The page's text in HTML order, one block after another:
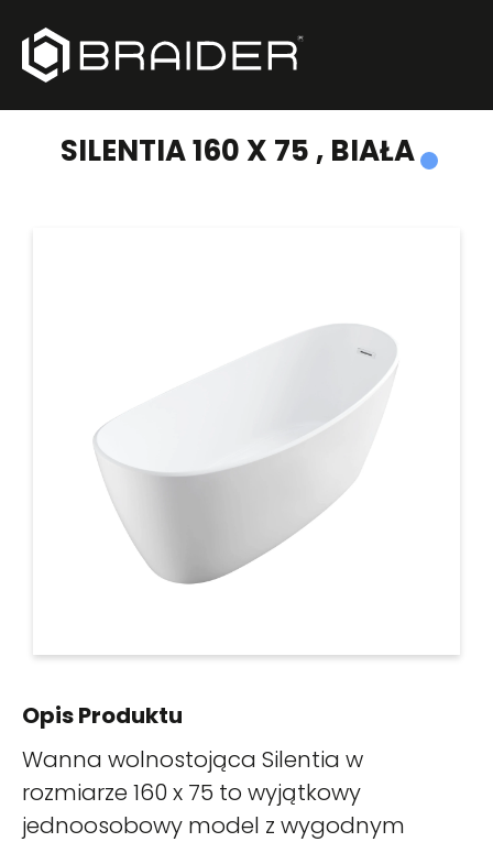
SILENTIA 160 X 75 , BIAŁA
Opis Produktu
Wanna wolnostojąca Silentia w
rozmiarze 160 x 75 to wyjątkowy
jednoosobowy model z wygodnym